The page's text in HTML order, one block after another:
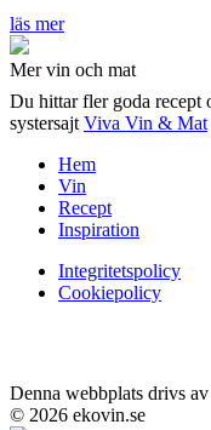
läs mer
Mer vin och mat
Du hittar fler goda recept
systersajt Viva Vin & Mat
Hem
Vin
Recept
Inspiration
Integritetspolicy
Cookiepolicy
Denna webbplats drivs
© 2026 ekovin.se